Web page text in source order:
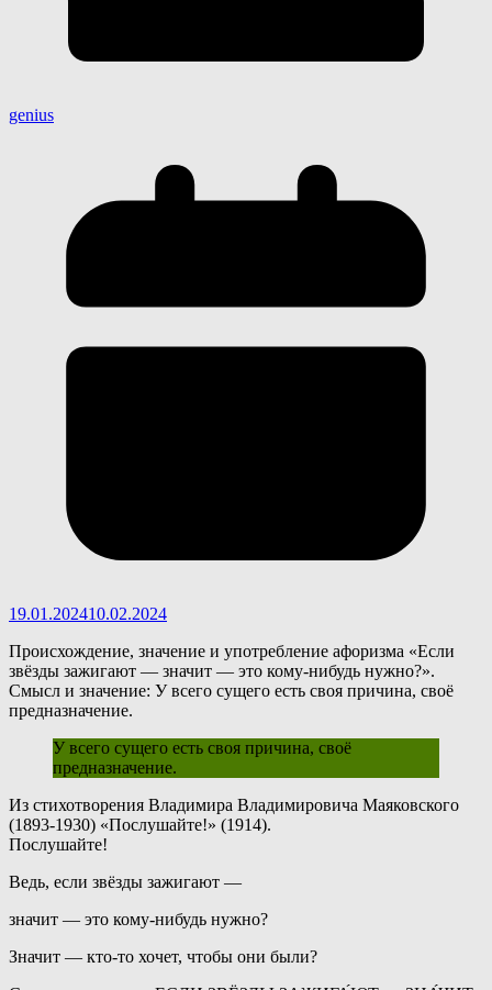
genius
19.01.202410.02.2024
Происхождение, значение и употребление афоризма «Если
звёзды зажигают — значит — это кому-нибудь нужно?».
Смысл и значение: У всего сущего есть своя причина, своё
предназначение.
У всего сущего есть своя причина, своё
предназначение.
Из стихотворения Владимира Владимировича Маяковского
(1893-1930) «Послушайте!» (1914).
Послушайте!
Ведь, если звёзды зажигают —
значит — это кому-нибудь нужно?
Значит — кто-то хочет, чтобы они были?